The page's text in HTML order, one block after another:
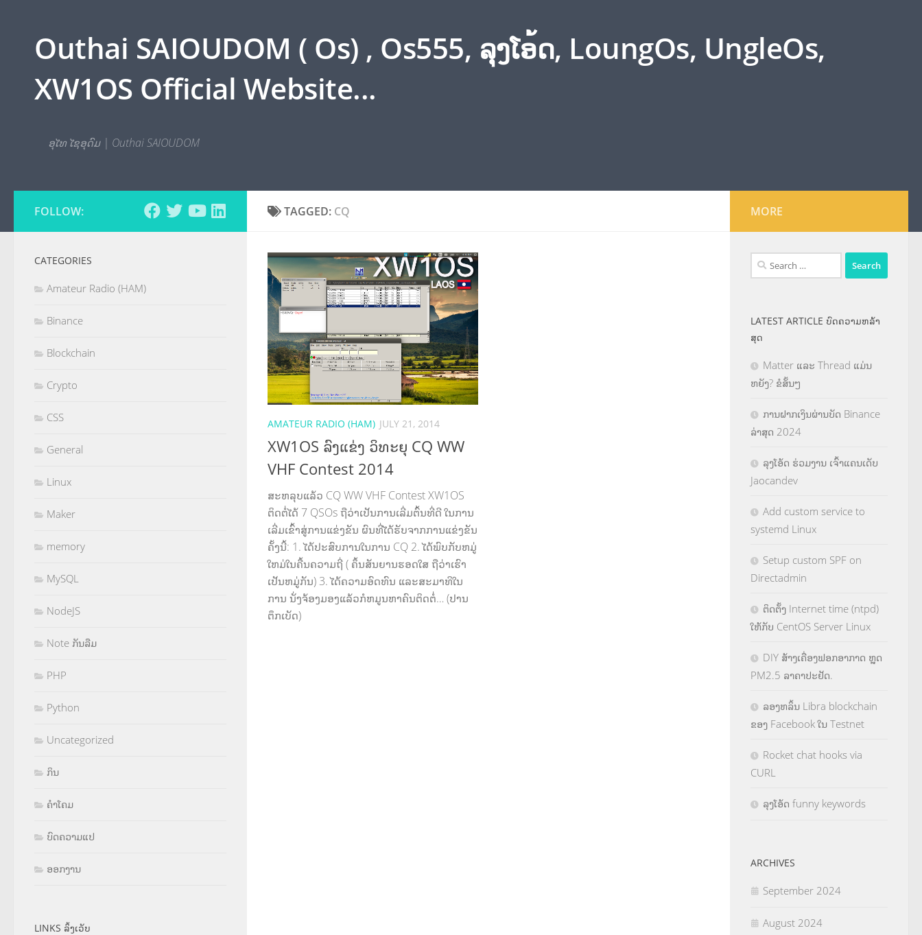
Outhai SAIOUDOM ( Os) , Os555, ລຸງໂອ້ດ, LoungOs, UngleOs,
XW1OS Official Website...
ອຸໄທ ໄຊອຸດົມ | Outhai SAIOUDOM
TAGGED: CQ
AMATEUR RADIO (HAM) JULY 21, 2014
XW1OS ລົງແຂ່ງ ວິທະຍຸ CQ WW
VHF Contest 2014
ສະຫລຸບແລ້ວ CQ WW VHF Contest XW1OS
ຕິດຕໍ່ໄດ້ 7 QSOs ຖືວ່າເປັນການເລີ່ມຕົ້ນທີ່ດີ ໃນການ
ເລີ່ມເຂົ້າສູ່ການແຂ່ງຂັນ ຜົນທີ່ໄດ້ຮັບຈາກການແຂ່ງຂັນ
ຄັ້ງນີ້: 1. ໄດ້ປະສົບການໃນການ CQ 2. ໄດ້ພົບກັບຫມູ່
ໃຫມ່ໃນຄື້ນຄວາມຖີ່ ( ຄຶ້ນສັນຍານຮອດໃສ ຖືວ່າເຮົາ
ເປັນຫມູ່ກັນ) 3. ໄດ້ຄວາມອົດທົນ ແລະສະມາທິໃນ
ການ ນັ່ງຈ້ອງມອງແລ້ວກໍຫມູນຫາຄົນຕິດຕໍ່… (ປານ
ຕຶກເບັດ)
FOLLOW:
CATEGORIES
Amateur Radio (HAM)
Binance
Blockchain
Crypto
CSS
General
Linux
Maker
memory
MySQL
NodeJS
Note ກັນລືມ
PHP
Python
Uncategorized
ກິນ
ຄຳໂຄມ
ບົດຄວາມແປ
ອອກງານ
LINKS ລິ້ງເວັບ
MORE
Search
for:
LATEST ARTICLE ບົດຄວາມຫລ້າ
ສຸດ
Matter ແລະ Thread ແມ່ນ
ຫຍັງ? ຂໍສັ້ນໆ
ການຝາກເງິນຜ່ານບັດ Binance
ລ່າສຸດ 2024
ລຸງໂອ້ດ ຮ່ວມງານ ເຈົ້າແຄນເດັບ
Jaocandev
Add custom service to
systemd Linux
Setup custom SPF on
Directadmin
ຕິດຕັ້ງ Internet time (ntpd)
ໃຫ້ກັບ CentOS Server Linux
DIY ສ້າງເຄື່ອງຟອກອາກາດ ຫຼຸດ
PM2.5 ລາຄາປະຢັດ.
ລອງຫລິ້ນ Libra blockchain
ຂອງ Facebook ໃນ Testnet
Rocket chat hooks via
CURL
ລຸງໂອ້ດ funny keywords
ARCHIVES
September 2024
August 2024